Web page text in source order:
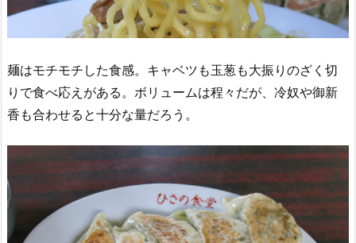
麺はモチモチした食感。キャベツも玉葱も大振りのざく切
りで食べ応えがある。ボリュームは程々だが、冷奴や御新
香も合わせると十分な量だろう。